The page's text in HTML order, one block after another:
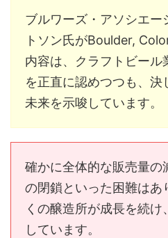
ブルワーズ・アソシエー
トソン氏がBoulder,
内容は、クラフトビール
を正直に認めつつも、決
未来を示唆しています。
確かに全体的な販売量の
の閉鎖といった困難はあ
くの醸造所が成長を続
しています。